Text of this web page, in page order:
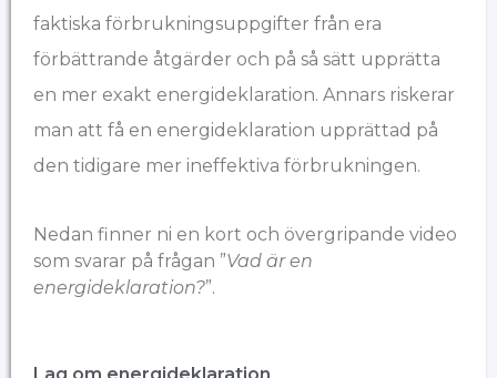
faktiska förbrukningsuppgifter från era
förbättrande åtgärder och på så sätt upprätta
en mer exakt energideklaration. Annars riskerar
man att få en energideklaration upprättad på
den tidigare mer ineffektiva förbrukningen.
Nedan finner ni en kort och övergripande video
som svarar på frågan ”Vad är en
energideklaration?”.